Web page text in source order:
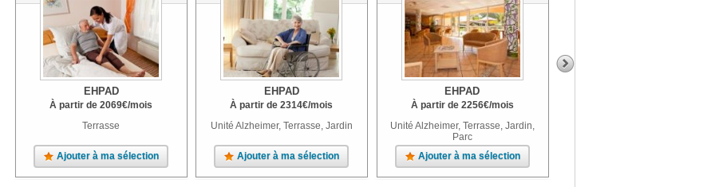
EHPAD
À partir de 2069€/mois
Terrasse
Ajouter à ma sélection
EHPAD
À partir de2314€/mois
Unité Alzheimer, Terrasse, Jardin
Ajouter à ma sélection
EHPAD
À partir de 2256€/mois
Unité Alzheimer, Terrasse, Jardin,
Parc
Ajouter à ma sélection